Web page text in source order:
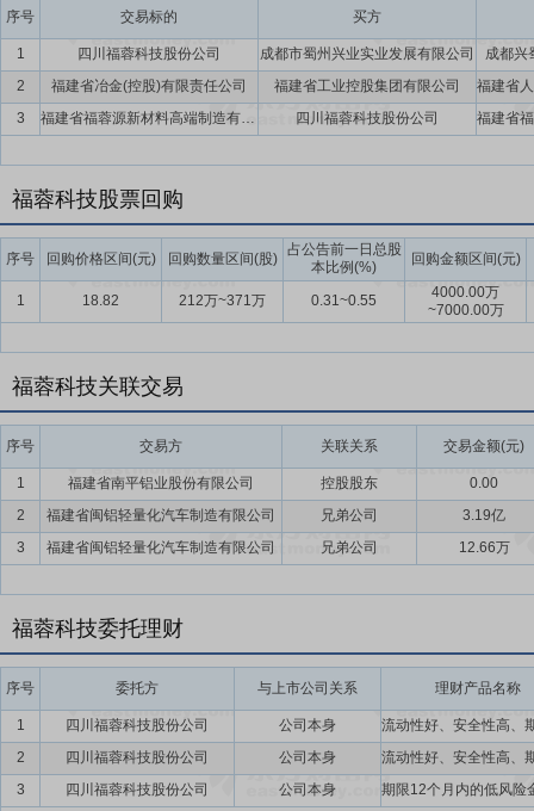
要点13： 稳定股价措施
公司首次公开发行股票并上市后三年内,如
持股份、公司全体董事(独立董事除外)和高级管理人员增持公司股票以
序号 交易标的 买方
1 四川福蓉科技股份公司 成都市蜀州兴业实业发展有限公司
成都兴
2
福建省冶金(控股)有限责任公司
福建省工业控股集团有限公司
3
福建省福蓉源新材料高端制造有限公司 四川福蓉科技股份公司
福蓉科技股票回购
序号 回购价格区间(元) 回购数量区间(股)
占公告前一日总股
本比例(%)
回购金额区间(元)
1 18.82 212万~371万 0.31~0.55
4000.00万
~7000.00万
福蓉科技关联交易
序号 交易方 关联关系 交易金额(元)
1 福建省南平铝业股份有限公司 控股股东
0.00
2
福建省闽铝轻量化汽车制造有限公司 兄弟公司
3.19亿
3
福建省闽铝轻量化汽车制造有限公司 兄弟公司 12.66万
福蓉科技委托理财
序号 委托方 与上市公司关系 理财产品名称
1 四川福蓉科技股份公司
公司本身
2
四川福蓉科技股份公司
公司本身
3
四川福蓉科技股份公司 公司本身